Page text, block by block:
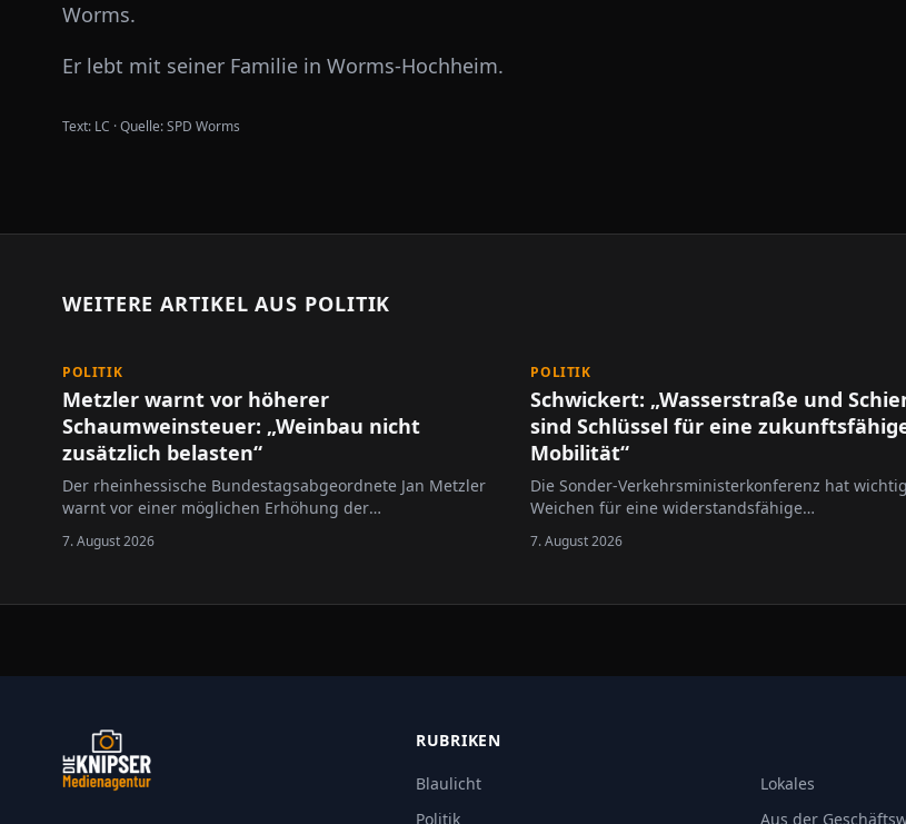
Worms.
Er lebt mit seiner Familie in Worms-Hochheim.
Text: LC ·Quelle:SPD Worms
WEITERE ARTIKEL AUS POLITIK
POLITIK
Metzler warnt vor höherer
Schaumweinsteuer: „Weinbau nicht
zusätzlich belasten“
Der rheinhessische Bundestagsabgeordnete Jan Metzler
warnt vor einer möglichen Erhöhung der
7. August 2026
POLITIK
Schwickert: „Wasserstraße und
sind Schlüssel für eine
Mobilität“
Die Sonder-Verkehrsministerkonferenz hat
Weichen für eine widerstandsfähige
7. August 2026
RUBRIKEN
Blaulicht
Lokales
Politik
Aus der